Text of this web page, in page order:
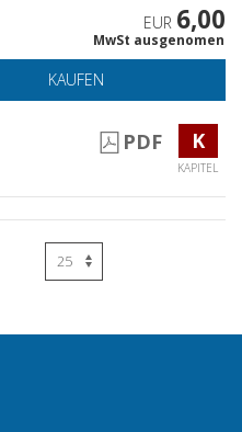
EUR 6,00
MwSt ausgenomen
KAUFEN
PDF K
KAPITEL